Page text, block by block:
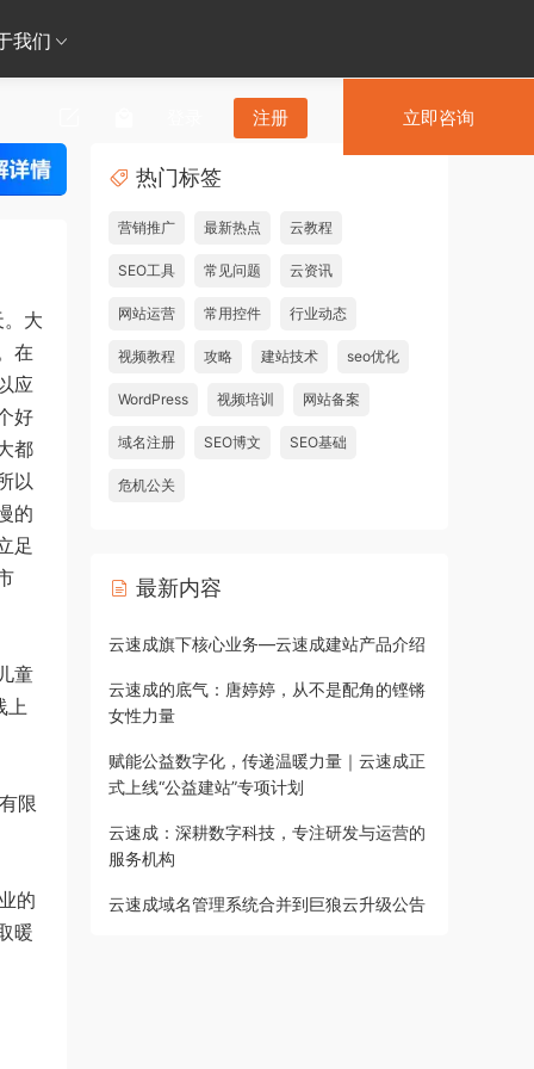
我们
注册 立即咨询
大
在
应
好
都
以
的
足
童
上
限
的
暖
热门标签
营销推广 最新热点 云教程
SEO工具 常见问题 云资讯
网站运营 常用控件 行业动态
视频教程 攻略 建站技术 seo优化
WordPress 视频培训 网站备案
域名注册 SEO博文 SEO基础
危机公关
最新内容
云速成旗下核心业务—云速成建站产品介绍
云速成的底气：唐婷婷，从不是配角的铿锵
女性力量
赋能公益数字化，传递温暖力量｜云速成正
式上线“公益建站”专项计划
云速成：深耕数字科技，专注研发与运营的
服务机构
云速成域名管理系统合并到巨狼云升级公告